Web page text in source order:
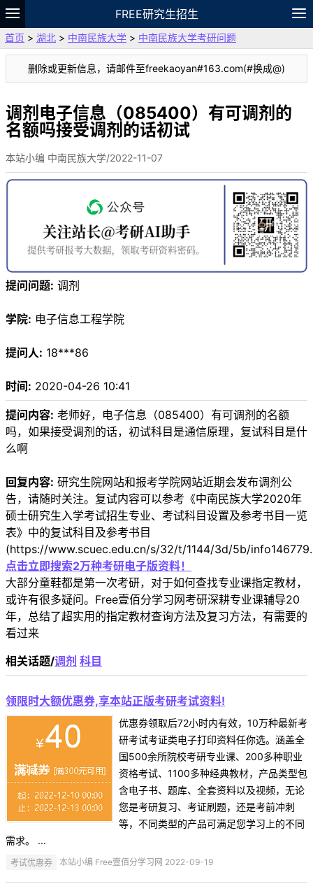
FREE研究生招生
题库
故事 专题 APP 笔记
论坛
VIP
资料
首页 > 湖北 > 中南民族大学 > 中南民族大学考研问题
删除或更新信息，请邮件至freekaoyan#163.com(#换成@)
调剂电子信息（085400）有可调剂的
名额吗接受调剂的话初试
本站小编 中南民族大学/2022-11-07
提问问题: 调剂
学院: 电子信息工程学院
提问人: 18***86
时间: 2020-04-26 10:41
提问内容: 老师好，电子信息（085400）有可调剂的名额
吗，如果接受调剂的话，初试科目是通信原理，复试科目是什
么啊
回复内容: 研究生院网站和报考学院网站近期会发布调剂公
告，请随时关注。复试内容可以参考《中南民族大学2020年
硕士研究生入学考试招生专业、考试科目设置及参考书目一览
表》中的复试科目及参考书目
(https://www.scuec.edu.cn/s/32/t/1144/3d/5b/
点击立即搜索2万种考研电子版资料！
大部分童鞋都是第一次考研，对于如何查找专业课指定教材，
或许有很多疑问。Free壹佰分学习网考研深耕专业课辅导20
年，总结了超实用的指定教材查询方法及复习方法，有需要的
看过来
相关话题/调剂 科目
领限时大额优惠券,享本站正版考研考试资料!
优惠券领取后72小时内有效，10万种最新考
研考试考证类电子打印资料任你选。涵盖全
国500余所院校考研专业课、200多种职业
资格考试、1100多种经典教材，产品类型包
含电子书、题库、全套资料以及视频，无论
您是考研复习、考证刷题，还是考前冲刺
等，不同类型的产品可满足您学习上的不同
需求。 ...
考试优惠券 本站小编 Free壹佰分学习网 2022-09-19